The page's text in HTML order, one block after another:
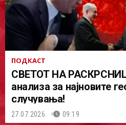
ПОДКАСТ
СВЕТОТ НА
анализа за најновите
случувања!
27.07.2026. 09:19